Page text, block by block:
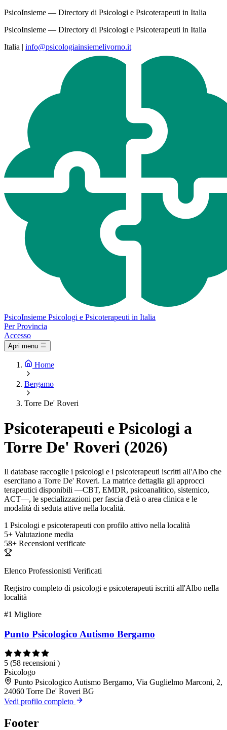
PsicoInsieme — Directory di Psicologi e Psicoterapeuti in Italia
PsicoInsieme — Directory di Psicologi e Psicoterapeuti in Italia
Italia | info@psicologiainsiemelivorno.it
PsicoInsieme Psicologi e Psicoterapeuti in Italia
Per Provincia
Accesso
Apri menu
Home
Bergamo
Torre De' Roveri
Psicoterapeuti e Psicologi a
Torre De' Roveri (2026)
Il database raccoglie i psicologi e i psicoterapeuti iscritti all'Albo che
esercitano a Torre De' Roveri. La matrice dettaglia gli approcci
terapeutici disponibili —CBT, EMDR, psicoanalitico, sistemico,
ACT—, le specializzazioni per fascia d'età o area clinica e le
modalità di seduta attive nella località.
1 Psicologi e psicoterapeuti con profilo attivo nella località
5+ Valutazione media
58+ Recensioni verificate
Elenco Professionisti Verificati
Registro completo di psicologi e psicoterapeuti iscritti all'Albo nella
località
#1 Migliore
Punto Psicologico Autismo Bergamo
5 (58 recensioni )
Psicologo
Punto Psicologico Autismo Bergamo, Via Guglielmo Marconi, 2,
24060 Torre De' Roveri BG
Vedi profilo completo
Footer